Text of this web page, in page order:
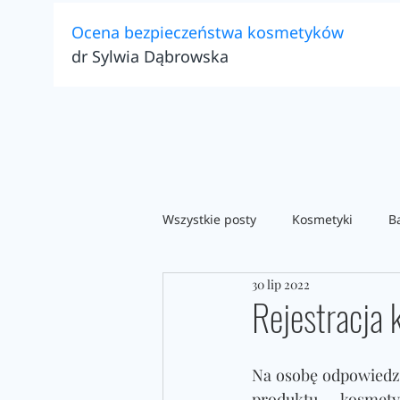
Ocena bezpieczeństwa kosmetyków
dr Sylwia Dąbrowska
Wszystkie posty Kosmetyki
Wprowadzenie kosmetyku na
Rejestracja
30 lip 2022
Na osobę